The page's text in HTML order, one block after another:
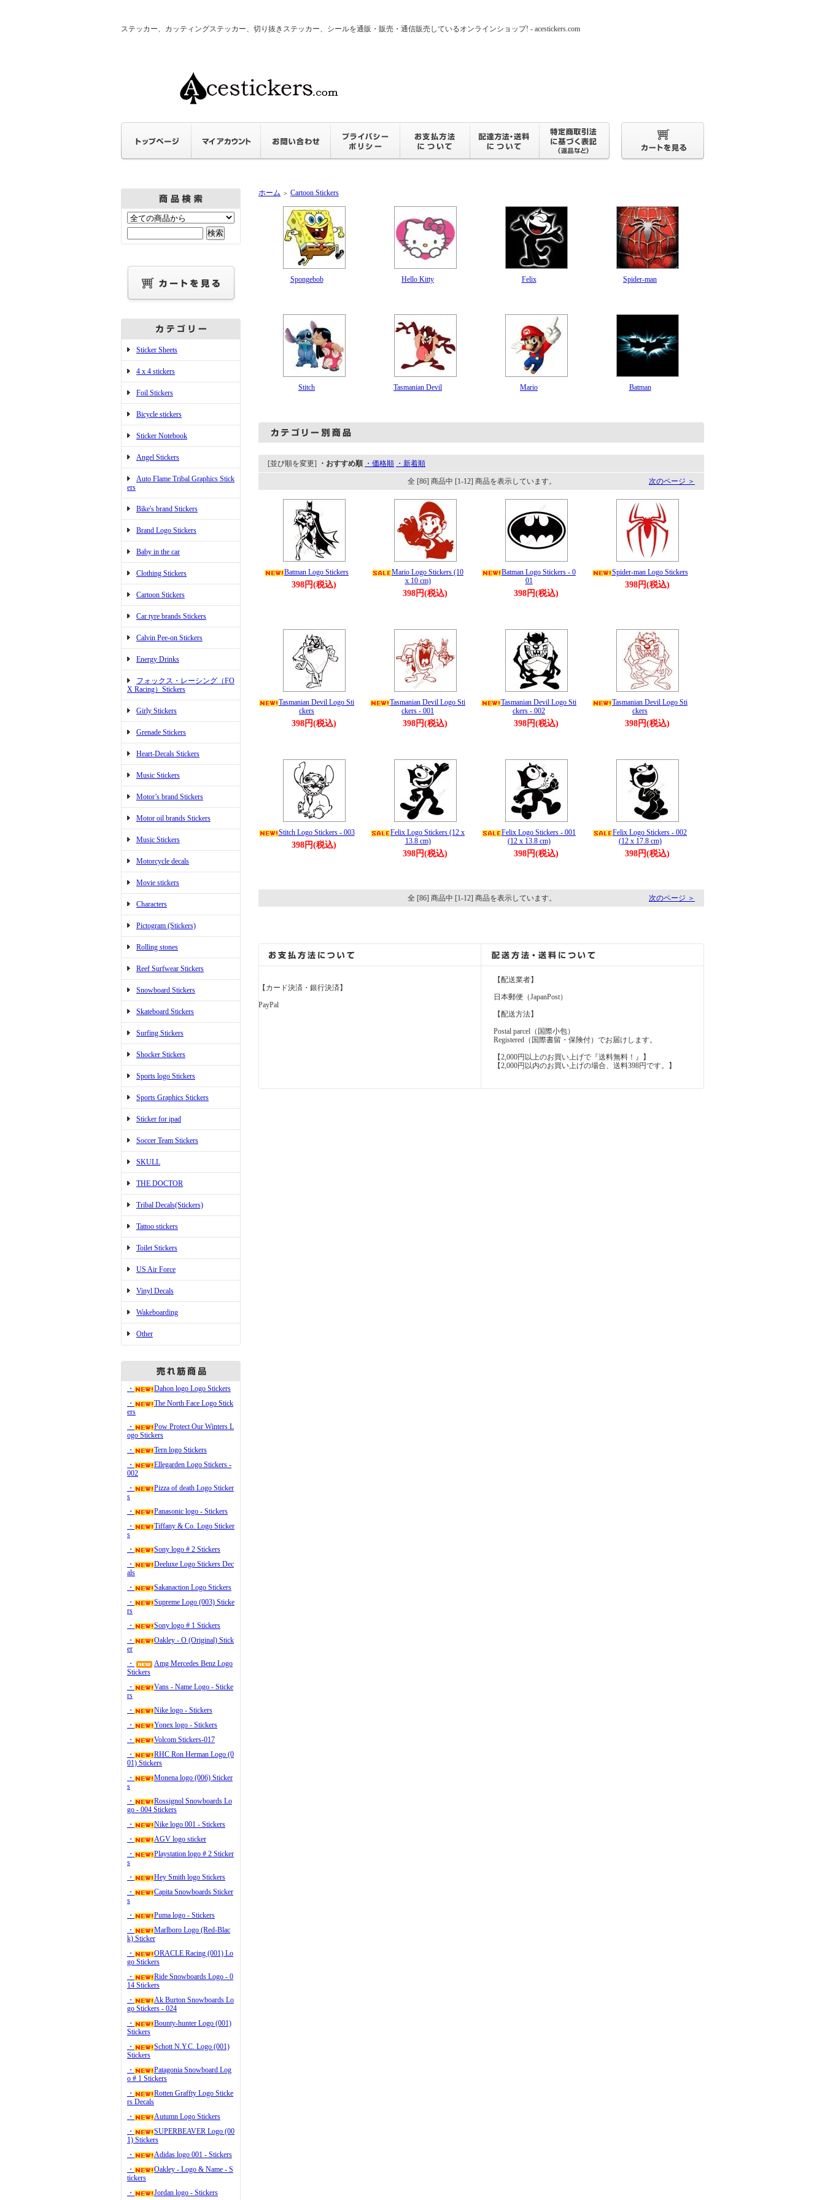
ステッカー、カッティングステッカー、切り抜きステッカー、シールを通販・販売・通信販売しているオンラインショップ! - acestickers.com
Sticker Sheets
4 x 4 stickers
Foil Stickers
Bicycle stickers
Sticker Notebook
Angel Stickers
Auto Flame Tribal Graphics Stick
ers
Bike's brand Stickers
Brand Logo Stickers
Baby in the car
Clothing Stickers
Cartoon Stickers
Car tyre brands Stickers
Calvin Pee-on Stickers
Energy Drinks
フォックス・レーシング（FO
X Racing）Stickers
Girly Stickers
Grenade Stickers
Heart-Decals Stickers
Music Stickers
Motor’s brand Stickers
Motor oil brands Stickers
Music Stickers
Motorcycle decals
Movie stickers
Characters
Pictogram (Stickers)
Rolling stones
Reef Surfwear Stickers
Snowboard Stickers
Skateboard Stickers
Surfing Stickers
Shocker Stickers
Sports logo Stickers
Sports Graphics Stickers
Sticker for ipad
Soccer Team Stickers
SKULL
THE DOCTOR
Tribal Decals(Stickers)
Tattoo stickers
Toilet Stickers
US Air Force
Vinyl Decals
Wakeboarding
Other
・
Dahon logo Logo Stickers
・
The North Face Logo Stick
ers
・
Pow Protect Our Winters L
ogo Stickers
・
Tern logo Stickers
・
Ellegarden Logo Stickers -
002
・
Pizza of death Logo Sticker
s
・
Panasonic logo - Stickers
・
Tiffany & Co. Logo Sticker
s
・
Sony logo # 2 Stickers
・
Deeluxe Logo Stickers Dec
als
・
Sakanaction Logo Stickers
・
Supreme Logo (003) Sticke
rs
・
Sony logo # 1 Stickers
・
Oakley - O (Original) Stick
er
・
Amg Mercedes Benz Logo
Stickers
・
Vans - Name Logo - Sticke
rs
・
Nike logo - Stickers
・
Yonex logo - Stickers
・
Volcom Stickers-017
・
RHC Ron Herman Logo (0
01) Stickers
・
Monena logo (006) Sticker
s
・
Rossignol Snowboards Lo
go - 004 Stickers
・
Nike logo 001 - Stickers
・
AGV logo sticker
・
Playstation logo # 2 Sticker
s
・
Hey Smith logo Stickers
・
Capita Snowboards Sticker
s
・
Puma logo - Stickers
・
Marlboro Logo (Red-Blac
k) Sticker
・
ORACLE Racing (001) Lo
go Stickers
・
Ride Snowboards Logo - 0
14 Stickers
・
Ak Burton Snowboards Lo
go Stickers - 024
・
Bounty-hunter Logo (001)
Stickers
・
Schott N.Y.C. Logo (001)
Stickers
・
Patagonia Snowboard Log
o # 1 Stickers
・
Rotten Graffty Logo Sticke
rs Decals
・
Autumn Logo Stickers
・
SUPERBEAVER Logo (00
1) Stickers
・
Adidas logo 001 - Stickers
・
Oakley - Logo & Name - S
tickers
・
Jordan logo - Stickers
ホーム ＞ Cartoon Stickers
Spongebob Hello Kitty Felix Spider-man
Stitch Tasmanian Devil Mario Batman
[並び順を変更] ・おすすめ順 ・価格順 ・新着順
全 [86] 商品中 [1-12] 商品を表示しています。 次のページ ＞
Batman Logo Stickers
398円(税込)
Mario Logo Stickers (10
x 10 cm)
398円(税込)
Batman Logo Stickers - 0
01
398円(税込)
Spider-man Logo Stickers
398円(税込)
Tasmanian Devil Logo Sti
ckers
398円(税込)
Tasmanian Devil Logo Sti
ckers - 001
398円(税込)
Tasmanian Devil Logo Sti
ckers - 002
398円(税込)
Tasmanian Devil Logo Sti
ckers
398円(税込)
Stitch Logo Stickers - 003
398円(税込)
Felix Logo Stickers (12 x
13.8 cm)
398円(税込)
Felix Logo Stickers - 001
(12 x 13.8 cm)
398円(税込)
Felix Logo Stickers - 002
(12 x 17.8 cm)
398円(税込)
全 [86] 商品中 [1-12] 商品を表示しています。 次のページ ＞
【カード決済・銀行決済】
PayPal
【配送業者】
日本郵便（JapanPost）
【配送方法】
Postal parcel（国際小包）
Registered（国際書留・保険付）でお届けします。
【2,000円以上のお買い上げで『送料無料！』】
【2,000円以内のお買い上げの場合、送料398円です。】